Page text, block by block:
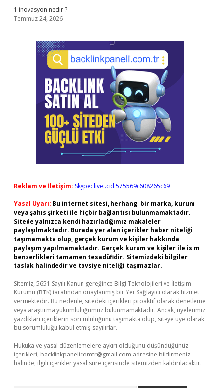
1 inovasyon nedir ?
Temmuz 24, 2026
Reklam ve İletişim: Skype: live:.cid.575569c608265c69
Yasal Uyarı: Bu internet sitesi, herhangi bir marka, kurum
veya şahıs şirketi ile hiçbir bağlantısı bulunmamaktadır.
Sitede yalnızca kendi hazırladığımız makaleler
paylaşılmaktadır. Burada yer alan içerikler haber niteliği
taşımamakta olup, gerçek kurum ve kişiler hakkında
paylaşım yapılmamaktadır. Gerçek kurum ve kişiler ile isim
benzerlikleri tamamen tesadüfidir. Sitemizdeki bilgiler
taslak halindedir ve tavsiye niteliği taşımazlar.
Sitemiz, 5651 Sayılı Kanun gereğince Bilgi Teknolojileri ve İletişim
Kurumu (BTK) tarafından onaylanmış bir Yer Sağlayıcı olarak hizmet
vermektedir. Bu nedenle, sitedeki içerikleri proaktif olarak denetleme
veya araştırma yükümlülüğümüz bulunmamaktadır. Ancak, üyelerimiz
yazdıkları içeriklerin sorumluluğunu taşımakta olup, siteye üye olarak
bu sorumluluğu kabul etmiş sayılırlar.
Hukuka ve yasal düzenlemelere aykırı olduğunu düşündüğünüz
içerikleri, backlinkpanelicomtr@gmail.com adresine bildirmeniz
halinde, ilgili içerikler yasal süre içerisinde sitemizden kaldırılacaktır.